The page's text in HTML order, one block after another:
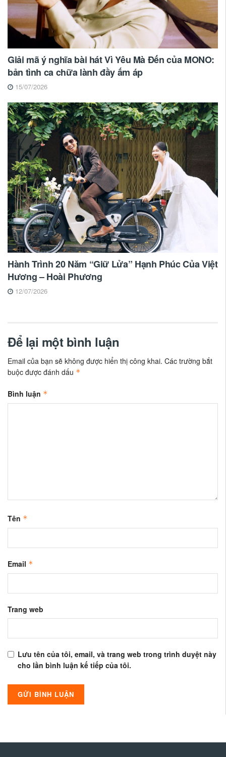
Giải mã ý nghĩa bài hát Vì Yêu Mà Đến của MONO:
bản tình ca chữa lành đầy ấm áp
15/07/2026
Hành Trình 20 Năm “Giữ Lửa” Hạnh Phúc Của Việt
Hương – Hoài Phương
12/07/2026
Để lại một bình luận
Email của bạn sẽ không được hiển thị công khai. Các trường bắt
buộc được đánh dấu *
Bình luận *
Tên *
Email *
Trang web
Lưu tên của tôi, email, và trang web trong trình duyệt này
cho lần bình luận kế tiếp của tôi.